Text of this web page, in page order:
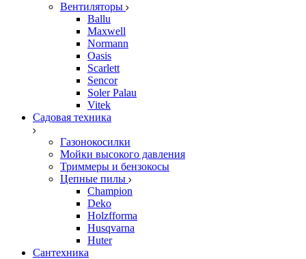
Вентиляторы
Ballu
Maxwell
Normann
Oasis
Scarlett
Sencor
Soler Palau
Vitek
Садовая техника
Газонокосилки
Мойки высокого давления
Триммеры и бензокосы
Цепные пилы
Champion
Deko
Holzfforma
Husqvarna
Huter
Сантехника